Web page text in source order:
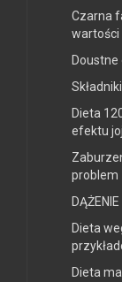
Czarna
wartości
Dieta
efektu
problem
Dieta
Dieta